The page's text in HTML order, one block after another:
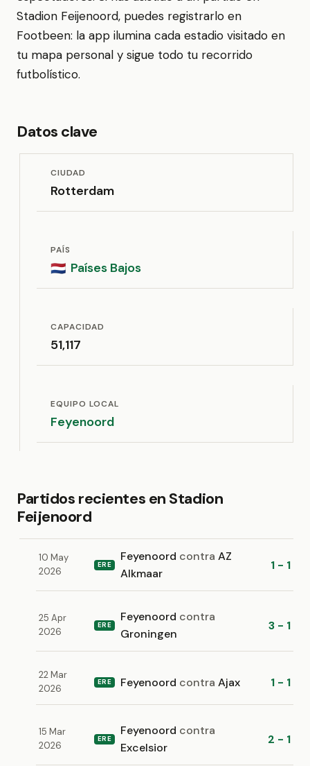
Stadion Feijenoord, puedes registrarlo en
Footbeen: la app ilumina cada estadio visitado en
tu mapa personal y sigue todo tu recorrido
futbolístico.
Datos clave
CIUDAD
Rotterdam
PAÍS
🇳🇱 Países Bajos
CAPACIDAD
51,117
EQUIPO LOCAL
Feyenoord
Partidos recientes en Stadion
Feijenoord
10 May
2026
ERE
Feyenoord contra AZ
Alkmaar
1 - 1
25 Apr
2026
ERE
Feyenoord contra
Groningen
3 - 1
22 Mar
2026
ERE Feyenoord contra Ajax 1 - 1
15 Mar
2026
ERE
Feyenoord contra
Excelsior
2 - 1